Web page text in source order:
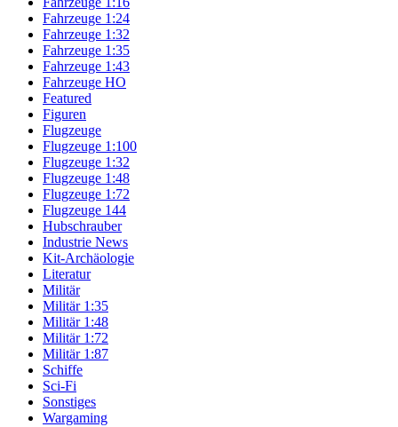
Fahrzeuge 1:24
Fahrzeuge 1:32
Fahrzeuge 1:35
Fahrzeuge 1:43
Fahrzeuge HO
Featured
Figuren
Flugzeuge
Flugzeuge 1:100
Flugzeuge 1:32
Flugzeuge 1:48
Flugzeuge 1:72
Flugzeuge 144
Hubschrauber
Industrie News
Kit-Archäologie
Literatur
Militär
Militär 1:35
Militär 1:48
Militär 1:72
Militär 1:87
Schiffe
Sci-Fi
Sonstiges
Wargaming